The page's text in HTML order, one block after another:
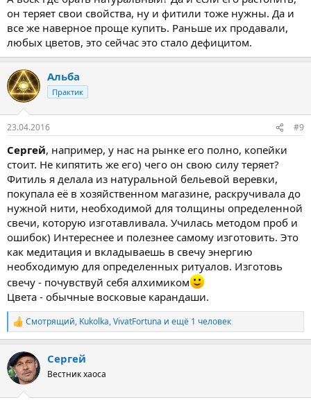
он теряет свои свойства, ну и фитили тоже нужны. Да и
все же наверное проще купить. Раньше их продавали,
любых цветов, это сейчас это стало дефицитом.
Альба
Практик
23.04.2016 #9
Сергей, например, у нас на рынке его полно, копейки
стоит. Не кипятить же его) чего он свою силу теряет?
Фитиль я делала из натуральной бельевой веревки,
покупала её в хозяйственном магазине, раскручивала до
нужной нити, необходимой для толщины определенной
свечи, которую изготавливала. Училась методом проб и
ошибок) Интереснее и полезнее самому изготовить. Это
как медитация и вкладываешь в свечу энергию
необходимую для определенных ритуалов. Изготовь
свечу - почувствуй себя алхимиком
Цвета - обычные восковые карандаши.
Р
е
к
ц
и
Смотрящий, Kukolka,VivatFortuna и ещё 1 человек
Сергей
Вестник хаоса